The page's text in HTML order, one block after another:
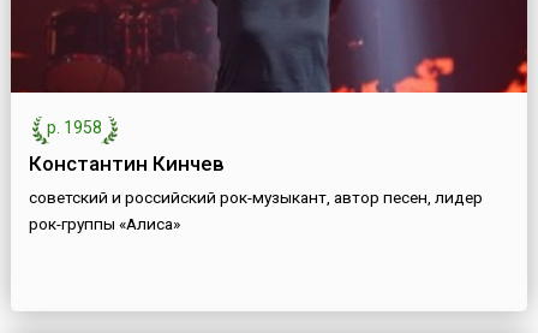
р. 1958
Константин Кинчев
советский и российский рок-музыкант, автор песен, лидер
рок-группы «Алиса»